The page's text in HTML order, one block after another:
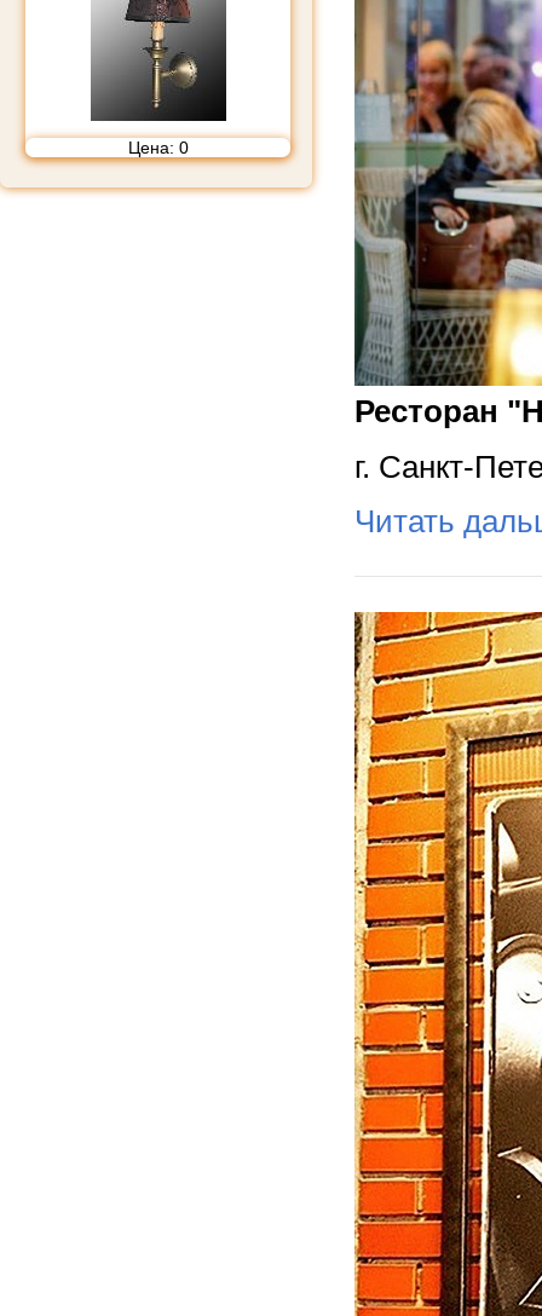
Цена: 0
Ресторан
г. Санкт-
Читать